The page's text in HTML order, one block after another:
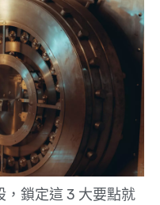
鎖定這 3 大要點就